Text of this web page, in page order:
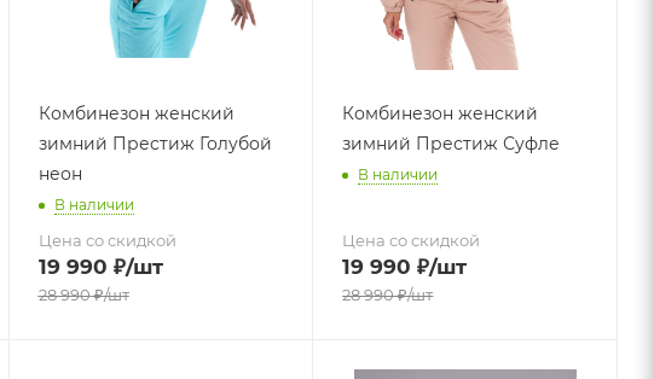
Комбинезон женский
зимний Престиж Голубой
неон
В наличии
Цена со скидкой
19 990 ₽/шт
28 990₽/шт
Комбинезон женский
зимний Престиж Суфле
В наличии
Цена со скидкой
19 990 ₽/шт
28 990₽/шт